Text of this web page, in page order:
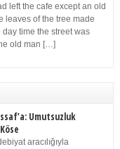
left the cafe except an old
leaves of the tree made
time the street was
old man […]
Umutsuzluk
aracılığıyla